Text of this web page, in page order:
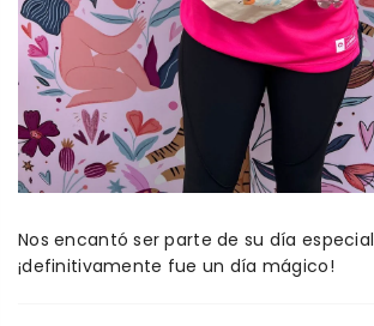
Nos encantó ser parte de su día especial
¡definitivamente fue un día mágico!